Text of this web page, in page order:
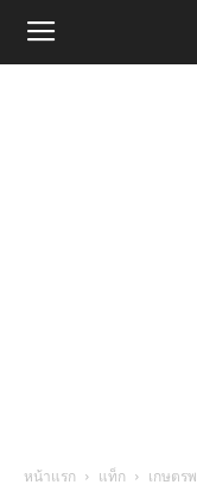
หน้าแรก แท็ก เกษตร